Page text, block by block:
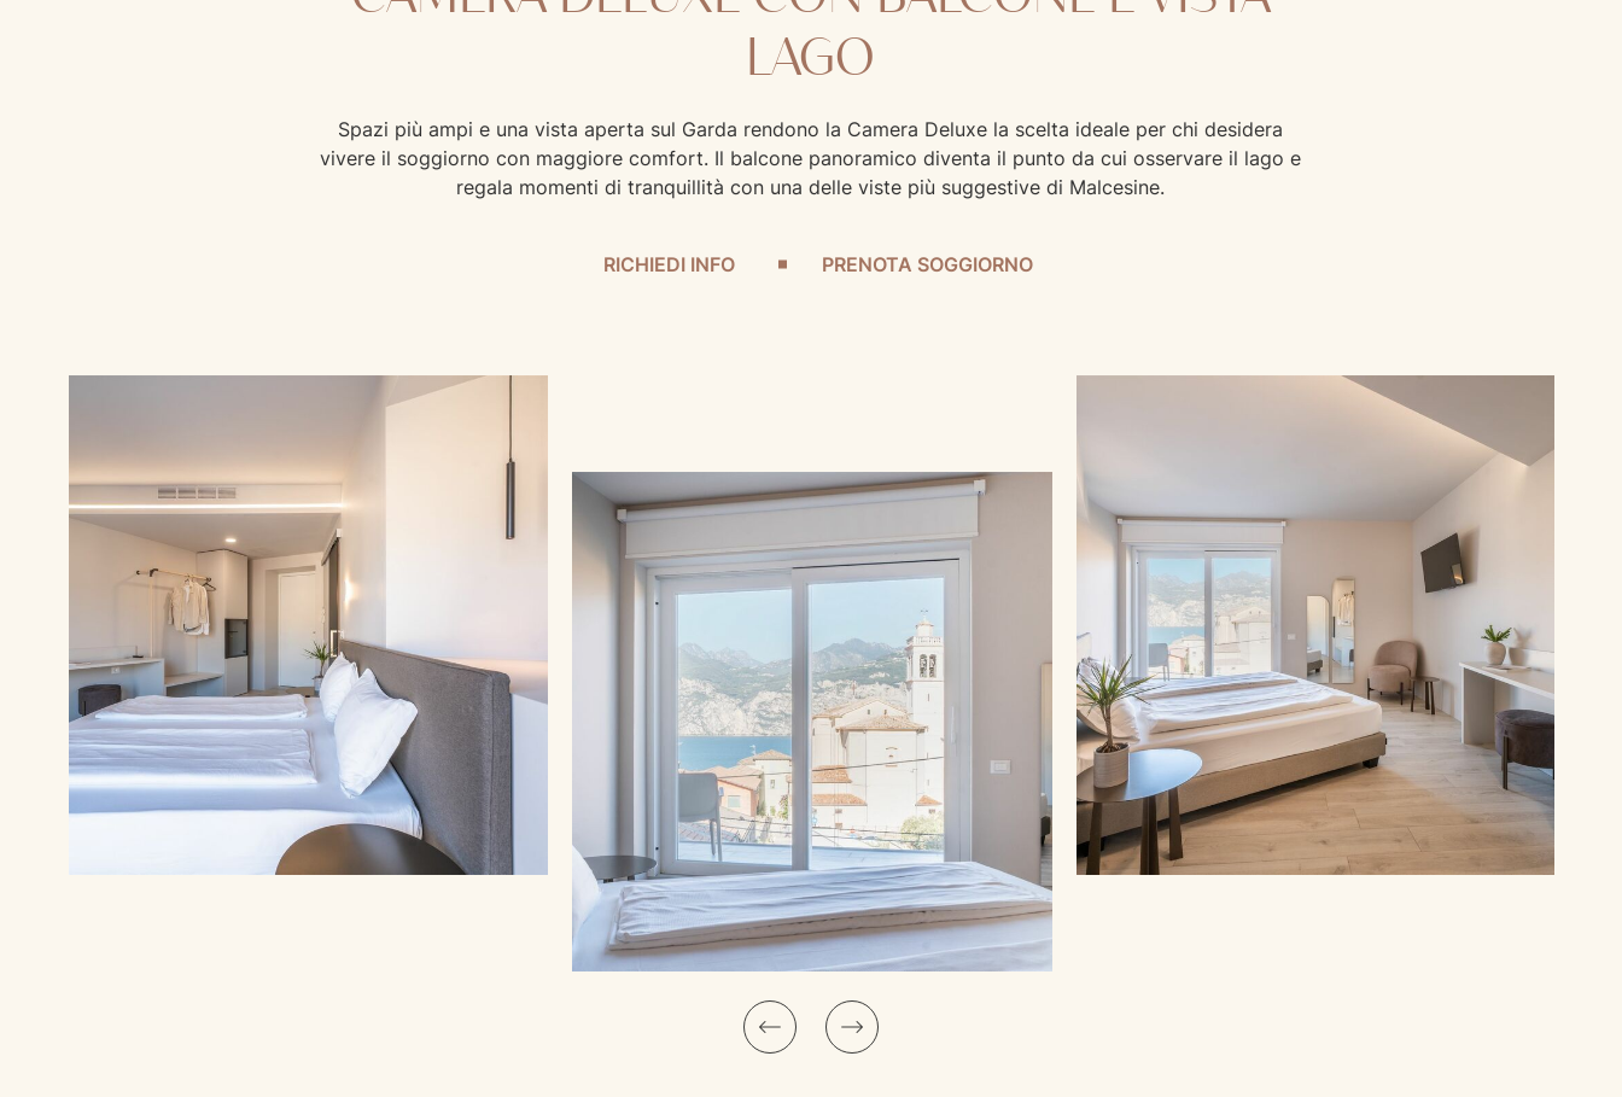
LAGO
Spazi più ampi e una vista aperta sul Garda rendono la Camera Deluxe la scelta ideale per chi desidera
vivere il soggiorno con maggiore comfort. Il balcone panoramico diventa il punto da cui osservare il lago e
regala momenti di tranquillità con una delle viste più suggestive di Malcesine.
RICHIEDI INFO PRENOTA SOGGIORNO